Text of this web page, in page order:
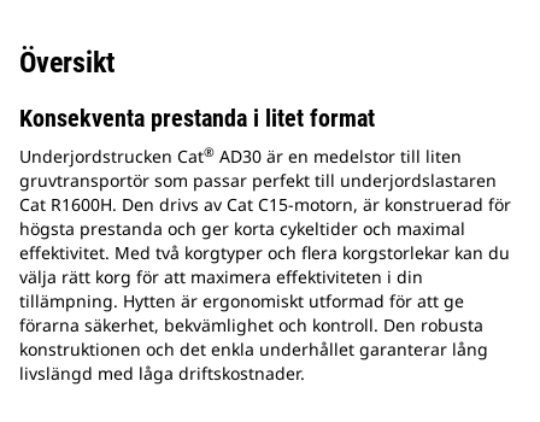
Översikt
Konsekventa prestanda i litet format
Underjordstrucken Cat® AD30 är en medelstor till liten
gruvtransportör som passar perfekt till underjordslastaren
Cat R1600H. Den drivs av Cat C15-motorn, är konstruerad för
högsta prestanda och ger korta cykeltider och maximal
effektivitet. Med två korgtyper och flera korgstorlekar kan du
välja rätt korg för att maximera effektiviteten i din
tillämpning. Hytten är ergonomiskt utformad för att ge
förarna säkerhet, bekvämlighet och kontroll. Den robusta
konstruktionen och det enkla underhållet garanterar lång
livslängd med låga driftskostnader.